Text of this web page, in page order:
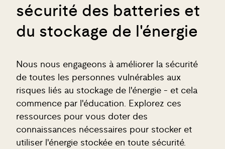
sécurité des batteries et
du stockage de l'énergie
Nous nous engageons à améliorer la sécurité
de toutes les personnes vulnérables aux
risques liés au stockage de l'énergie - et cela
commence par l'éducation. Explorez ces
ressources pour vous doter des
connaissances nécessaires pour stocker et
utiliser l'énergie stockée en toute sécurité.